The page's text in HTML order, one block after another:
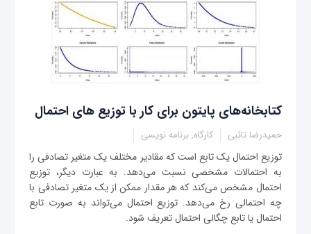
کتابخانه‌های پایتون برای کار با توزیع های احتمال
حمیدرضا تائبی کارگاه, برنامه نویسی
توزیع احتمال یک تابع است که مقادیر مختلف یک متغیر تصادفی را
به احتمالات مشخصی نسبت می‌دهد. به عبارت دیگر، توزیع
احتمال مشخص می‌کند که هر مقدار ممکن از یک متغیر تصادفی با
چه احتمالی رخ می‌دهد. توزیع احتمال می‌تواند به صورت تابع
احتمال یا تابع چگالی احتمال تعریف شود.